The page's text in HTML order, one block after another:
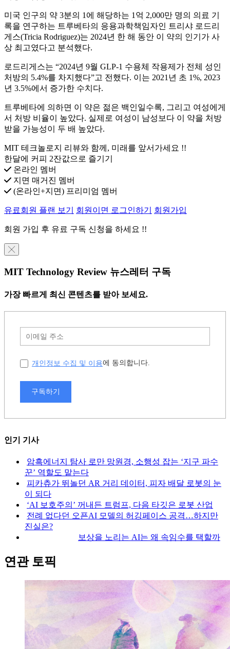
미국 인구의 약 3분의 1에 해당하는 1억 2,000만 명의 의료 기
록을 연구하는 트루베타의 응용과학책임자인 트리샤 로드리
게스(Tricia Rodriguez)는 2024년 한 해 동안 이 약의 인기가 사
상 최고였다고 분석했다.
로드리게스는 “2024년 9월 GLP-1 수용체 작용제가 전체 성인
처방의 5.4%를 차지했다”고 전했다. 이는 2021년 초 1%, 2023
년 3.5%에서 증가한 수치다.
트루베타에 의하면 이 약은 젊은 백인일수록, 그리고 여성에게
서 처방 비율이 높았다. 실제로 여성이 남성보다 이 약을 처방
받을 가능성이 두 배 높았다.
MIT 테크놀로지 리뷰와 함께, 미래를 앞서가세요 !!
한달에 커피 2잔값으로 즐기기
온라인 멤버
지면 매거진 멤버
(온라인+지면) 프리미엄 멤버
유료회원 플랜 보기 회원이면 로그인하기 회원가입
회원 가입 후 유료 구독 신청을 하세요 !!
╳
MIT Technology Review 뉴스레터 구독
가장 빠르게 최신 콘텐츠를 받아 보세요.
개인정보 수집 및 이용에 동의합니다.
구독하기
인기 기사
암흑에너지 탐사 로만 망원경, 소행성 잡는 ‘지구 파수
꾼’ 역할도 맡는다
피카츄가 뛰놀던 AR 거리 데이터, 피자 배달 로봇의 눈
이 되다
‘AI 보호주의’ 꺼내든 트럼프, 다음 타깃은 로봇 산업
전례 없다던 오픈AI 모델의 허깅페이스 공격…하지만
진실은?
보상을 노리는 AI는 왜 속임수를 택할까
연관 토픽